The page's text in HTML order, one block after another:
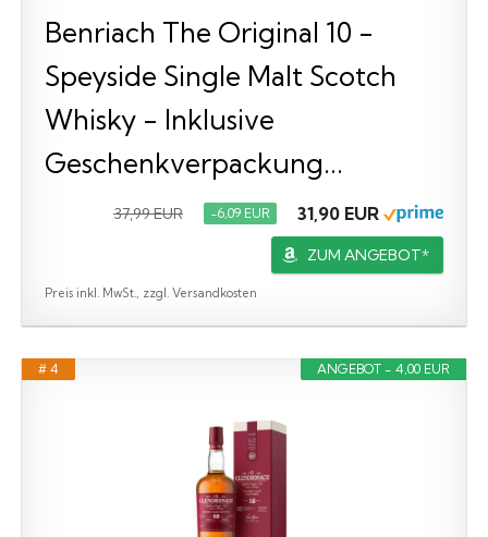
Benriach The Original 10 -
Speyside Single Malt Scotch
Whisky - Inklusive
Geschenkverpackung...
37,99 EUR −6,09 EUR 31,90 EUR
ZUM ANGEBOT*
Preis inkl. MwSt., zzgl. Versandkosten
ANGEBOT - 4,00 EUR
# 4